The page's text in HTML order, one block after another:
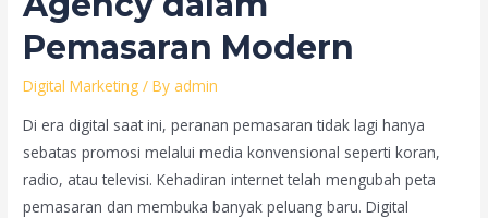
B2B
Pemasaran Modern
Digital Marketing / By admin
Di era digital saat ini, peranan pemasaran tidak lagi hanya
sebatas promosi melalui media konvensional seperti koran,
radio, atau televisi. Kehadiran internet telah mengubah peta
pemasaran dan membuka banyak peluang baru. Digital